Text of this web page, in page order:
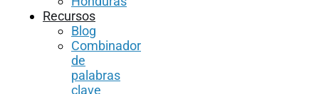
Recursos
Blog
Combinador
de
palabras
clave